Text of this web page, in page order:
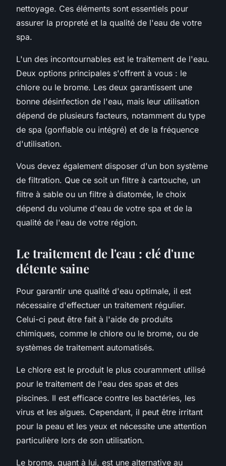
nettoyage. Ces éléments sont essentiels pour
assurer la propreté et la qualité de l'eau de votre
spa.
L'un des incontournables est le traitement de l'eau.
Deux options principales s'offrent à vous : le
chlore ou le brome. Les deux garantissent une
bonne désinfection de l'eau, mais leur utilisation
dépend de plusieurs facteurs, notamment du type
de spa (gonflable ou intégré) et de la fréquence
d'utilisation.
Vous devez également disposer d'un bon système
de filtration. Que ce soit un filtre à cartouche, un
filtre à sable ou un filtre à diatomée, le choix
dépend du volume d'eau de votre spa et de la
qualité de l'eau de votre région.
Le traitement de l'eau : clé d'une
détente saine
Pour garantir une qualité d'eau optimale, il est
nécessaire d'effectuer un traitement régulier.
Celui-ci peut être fait à l'aide de produits
chimiques, comme le chlore ou le brome, ou de
systèmes de traitement automatisés.
Le chlore est le produit le plus couramment utilisé
pour le traitement de l'eau des spas et des
piscines. Il est efficace contre les bactéries, les
virus et les algues. Cependant, il peut être irritant
pour la peau et les yeux et nécessite une attention
particulière lors de son utilisation.
Le brome, quant à lui, est une alternative au